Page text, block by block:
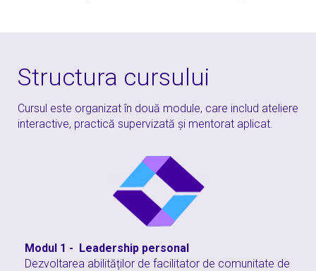
Structura cursului
Cursul este organizat în două module, care includ ateliere
interactive, practică supervizată și mentorat aplicat.
Modul 1 - Leadership personal
Dezvoltarea abilităților de facilitator de comunitate de